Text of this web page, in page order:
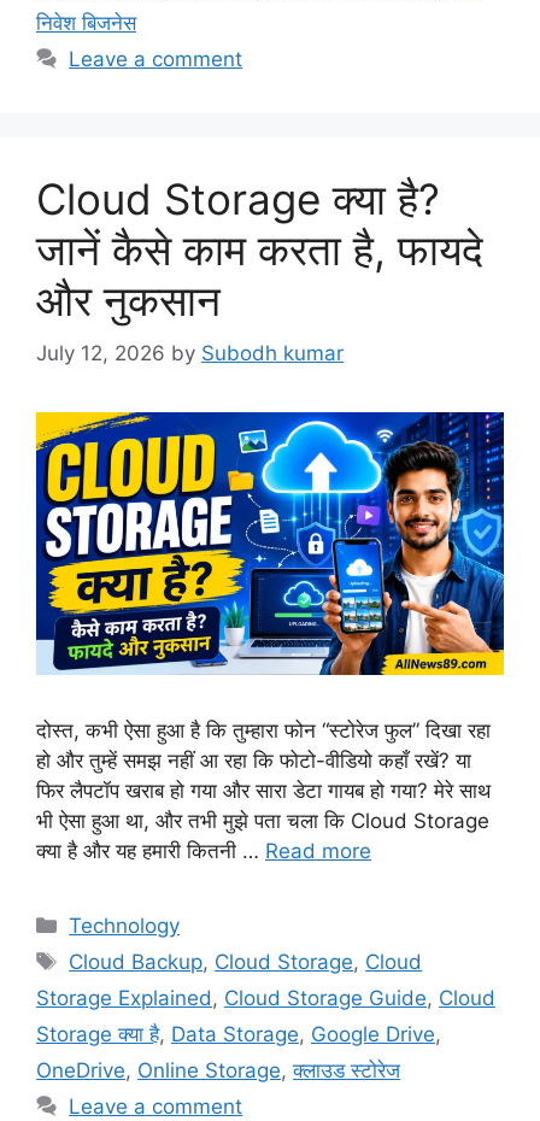
निवेश बिजनेस
Leave a comment
Cloud Storage क्या है?
जानें कैसे काम करता है, फायदे
और नुकसान
July 12, 2026 by Subodh kumar
दोस्त, कभी ऐसा हुआ है कि तुम्हारा फोन “स्टोरेज फुल” दिखा रहा
हो और तुम्हें समझ नहीं आ रहा कि फोटो-वीडियो कहाँ रखें? या
फिर लैपटॉप खराब हो गया और सारा डेटा गायब हो गया? मेरे साथ
भी ऐसा हुआ था, और तभी मुझे पता चला कि Cloud Storage
क्या है और यह हमारी कितनी … Read more
Technology
Cloud Backup, Cloud Storage, Cloud
Storage Explained, Cloud Storage Guide, Cloud
Storage क्या है, Data Storage, Google Drive,
OneDrive, Online Storage,क्लाउड स्टोरेज
Leave a comment